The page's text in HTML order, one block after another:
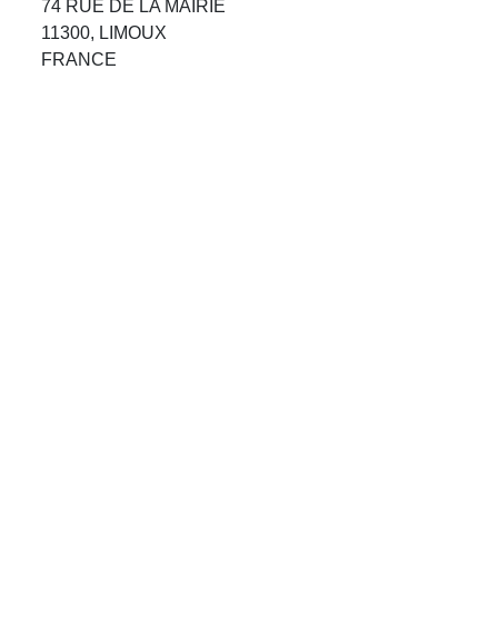
74 RUE DE LA MAIRIE
11300, LIMOUX
FRANCE